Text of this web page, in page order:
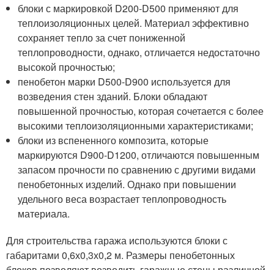
блоки с маркировкой D200-D500 применяют для
теплоизоляционных целей. Материал эффективно
сохраняет тепло за счет пониженной
теплопроводности, однако, отличается недостаточно
высокой прочностью;
пенобетон марки D500-D900 используется для
возведения стен зданий. Блоки обладают
повышенной прочностью, которая сочетается с более
высокими теплоизоляционными характеристиками;
блоки из вспененного композита, которые
маркируются D900-D1200, отличаются повышенным
запасом прочности по сравнению с другими видами
пенобетонных изделий. Однако при повышении
удельного веса возрастает теплопроводность
материала.
Для строительства гаража используются блоки с
габаритами 0,6х0,3х0,2 м. Размеры пенобетонных